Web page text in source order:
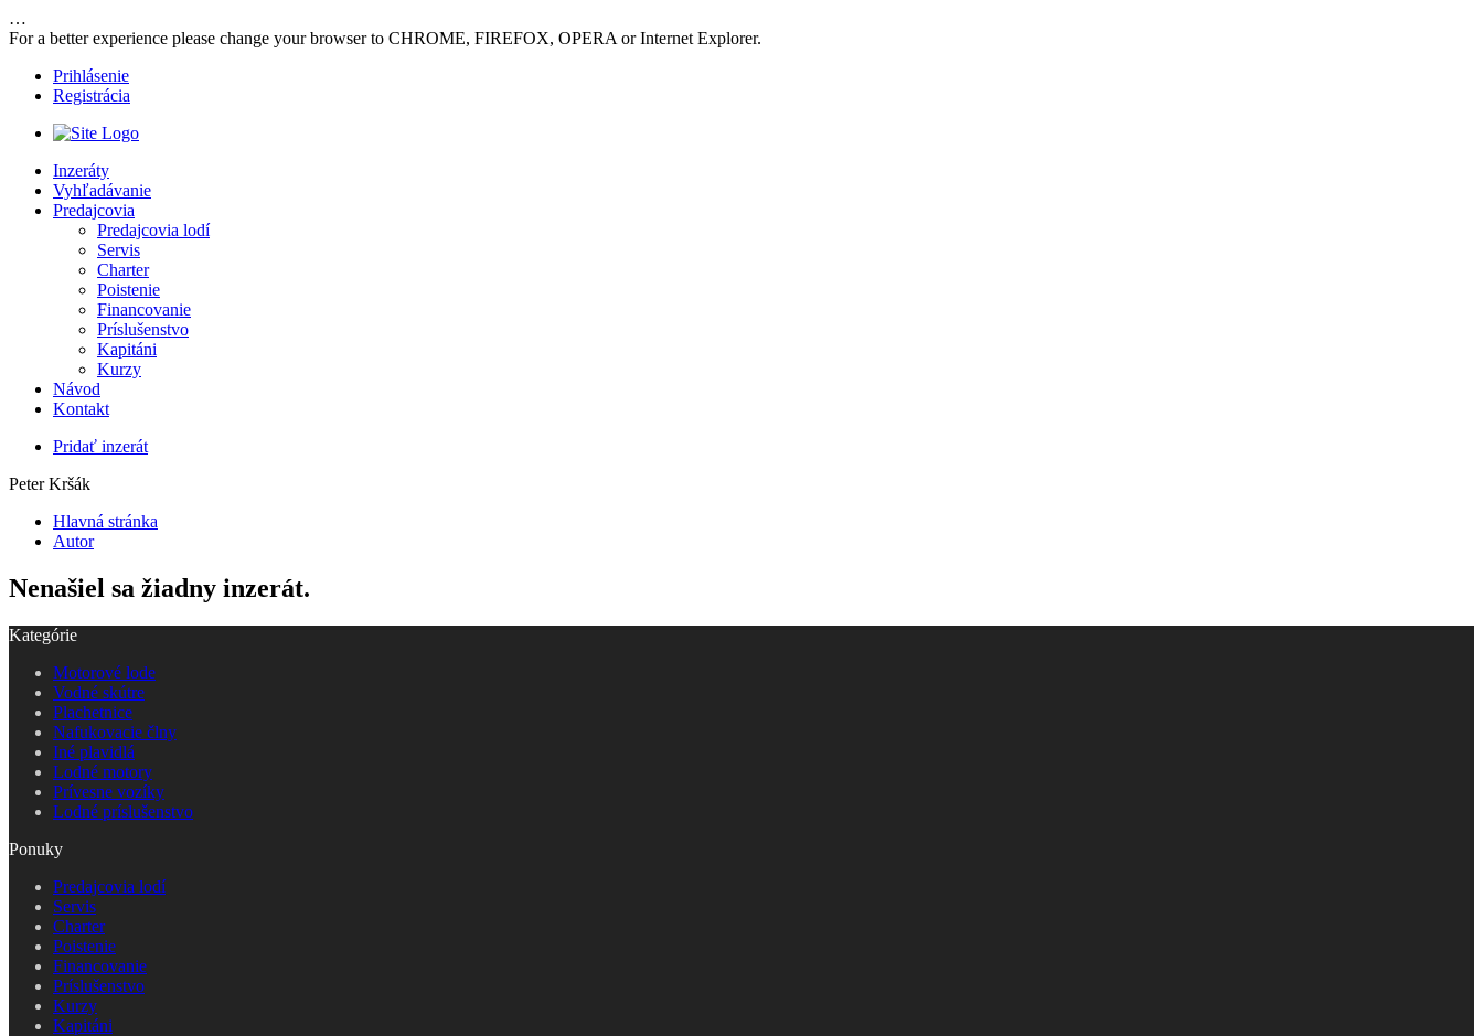
…
For a better experience please change your browser to CHROME, FIREFOX, OPERA or Internet Explorer.
Prihlásenie
Registrácia
Inzeráty
Vyhľadávanie
Predajcovia
Predajcovia lodí
Servis
Charter
Poistenie
Financovanie
Príslušenstvo
Kapitáni
Kurzy
Návod
Kontakt
Pridať inzerát
Peter Kršák
Hlavná stránka
Autor
Nenašiel sa žiadny inzerát.
Kategórie
Motorové lode
Vodné skútre
Plachetnice
Nafukovacie člny
Iné plavidlá
Lodné motory
Prívesne vozíky
Lodné príslušenstvo
Ponuky
Predajcovia lodí
Servis
Charter
Poistenie
Financovanie
Príslušenstvo
Kurzy
Kapitáni